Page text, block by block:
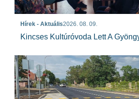
Hírek - Aktuális2026. 08. 09.
Kincses Kultúróvoda Lett A